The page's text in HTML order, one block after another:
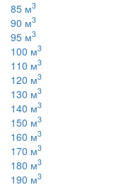
85 м3
90 м3
95 м3
100 м3
110 м3
120 м3
130 м3
140 м3
150 м3
160 м3
170 м3
180 м3
190 м3